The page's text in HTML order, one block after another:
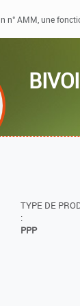
TYPE DE
:
PPP